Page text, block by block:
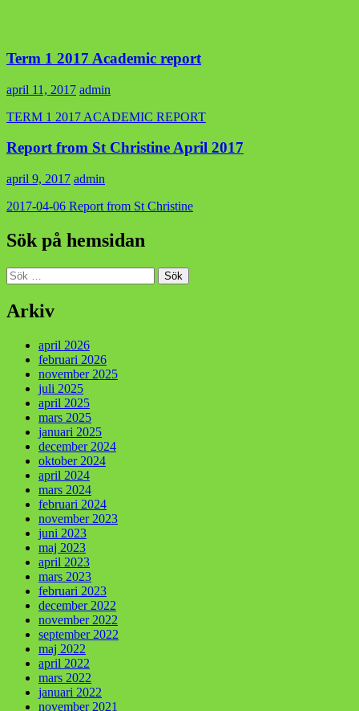
Term 1 2017 Academic report
april 11, 2017 admin
TERM 1 2017 ACADEMIC REPORT
Report from St Christine April 2017
april 9, 2017 admin
2017-04-06 Report from St Christine
Sök på hemsidan
Sök
efter:
Arkiv
april 2026
februari 2026
november 2025
juli 2025
april 2025
mars 2025
januari 2025
december 2024
oktober 2024
april 2024
mars 2024
februari 2024
november 2023
juni 2023
maj 2023
april 2023
mars 2023
februari 2023
december 2022
november 2022
september 2022
maj 2022
april 2022
mars 2022
januari 2022
november 2021